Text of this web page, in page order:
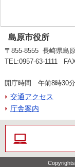
島原市役所
〒855-8555 長崎県島
TEL:0957-63-1111
開庁時間 午前8時30
交通アクセス
庁舎案内